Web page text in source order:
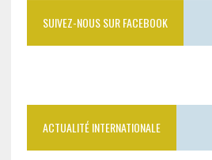
SUIVEZ-NOUS SUR FACEBOOK
ACTUALITÉ INTERNATIONALE